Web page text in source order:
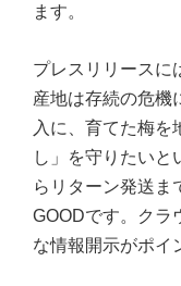
ます。
プレスリリースに
産地は存続の危機
入に、育てた梅を
し」を守りたいと
らリターン発送ま
GOODです。クラ
な情報開示がポイ